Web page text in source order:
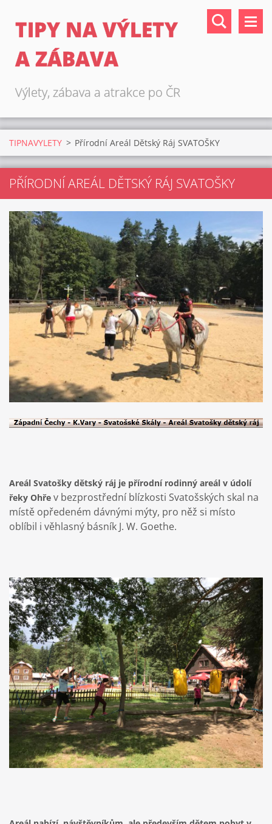
TIPY NA VÝLETY
A ZÁBAVA
Výlety, zábava a atrakce po ČR
TIPNAVYLETY > Přírodní Areál Dětský Ráj SVATOŠKY
PŘÍRODNÍ AREÁL DĚTSKÝ RÁJ SVATOŠKY
Areál Svatošky dětský ráj je přírodní rodinný areál v údolí
řeky Ohře v bezprostřední blízkosti Svatošských skal na
místě opředeném dávnými mýty, pro něž si místo
oblíbil i věhlasný básník J. W. Goethe.